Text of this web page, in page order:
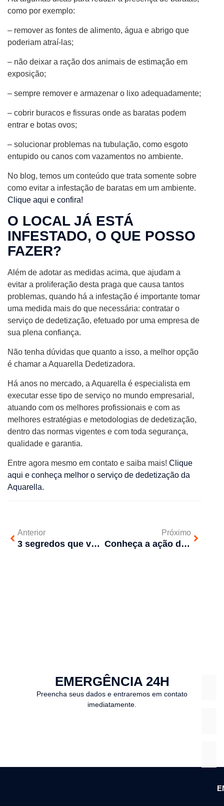
como por exemplo:
– remover as fontes de alimento, água e abrigo que
poderiam atraí-las;
– não deixar a ração dos animais de estimação em
exposição;
– sempre remover e armazenar o lixo adequadamente;
– cobrir buracos e fissuras onde as baratas podem
entrar e botas ovos;
– solucionar problemas na tubulação, como esgoto
entupido ou canos com vazamentos no ambiente.
No blog, temos um conteúdo que trata somente sobre
como evitar a infestação de baratas em um ambiente.
Clique aqui e confira!
O LOCAL JÁ ESTÁ
INFESTADO, O QUE POSSO
FAZER?
Além de adotar as medidas acima, que ajudam a
evitar a proliferação desta praga que causa tantos
problemas, quando há a infestação é importante tomar
uma medida mais do que necessária: contratar o
serviço de dedetização, efetuado por uma empresa de
sua plena confiança.
Não tenha dúvidas que quanto a isso, a melhor opção
é chamar a Aquarella Dedetizadora.
Há anos no mercado, a Aquarella é especialista em
executar esse tipo de serviço no mundo empresarial,
atuando com os melhores profissionais e com as
melhores estratégias e metodologias de dedetização,
dentro das normas vigentes e com toda segurança,
qualidade e garantia.
Entre agora mesmo em contato e saiba mais! Clique
aqui e conheça melhor o serviço de dedetização da
Aquarella.
Anterior
3 segredos que você não sabe sobre Contratar uma desentupidora com o melhor preço de SP
Próximo
Conheça a ação das bactérias para fossas sépticas
EMERGÊNCIA 24H
Preencha seus dados e entraremos em contato
imediatamente.